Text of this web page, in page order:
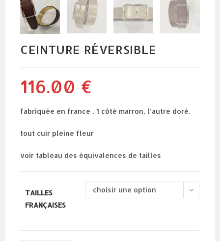
CEINTURE RÉVERSIBLE
116.00 €
fabriquée en france , 1 côté marron, l’autre doré.
tout cuir pleine fleur
voir tableau des équivalences de tailles
TAILLES
FRANÇAISES
choisir une option